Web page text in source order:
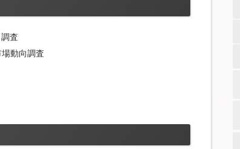
査
動向調査